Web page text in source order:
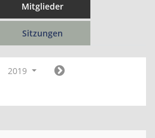
Mitglieder
Sitzungen
2019